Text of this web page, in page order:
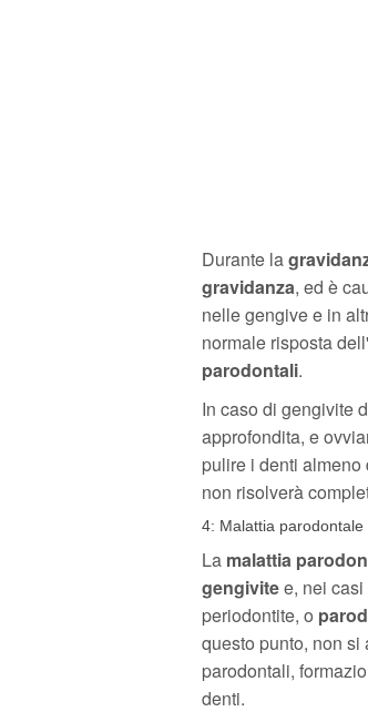
Durante la
gravidanza, ed è
nelle gengive e in
normale risposta
parodontali.
In caso di gengivite
approfondita, e
pulire i denti
non risolverà
4: Malattia parodontale
La malattia
gengivitee, nei casi
periodontite, o
questo punto, non
parodontali,
denti.